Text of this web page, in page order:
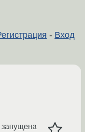
- Вход
запущена